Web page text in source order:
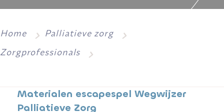
Home
Palliatieve zorg
Zorgprofessionals
Materialen escapespel Wegwijzer
Palliatieve Zorg